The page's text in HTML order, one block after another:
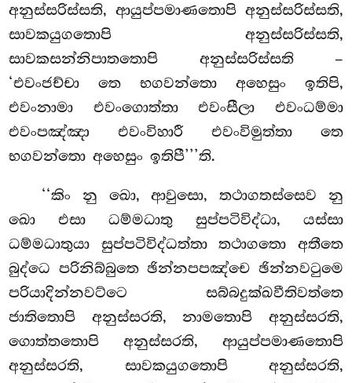
අනුස්සරිස්සති, ආයුප්පමාණතොපි අනුස්සරිස්සති,
සාවකයුගතොපි අනුස්සරිස්සති,
සාවකසන්නිපාතතොපි අනුස්සරිස්සති –
‘එවංජච්චා තෙ භගවන්තො අහෙසුං ඉතිපි,
එවංනාමා එවංගොත්තා එවංසීලා එවංධම්මා
එවංපඤ්ඤා එවංවිහාරී එවංවිමුත්තා තෙ
භගවන්තො අහෙසුං ඉතිපී’’’ති.
‘‘කිං නු ඛො, ආවුසො, තථාගතස්සෙව නු
ඛො එසා ධම්මධාතු සුප්පටිවිද්ධා, යස්සා
ධම්මධාතුයා සුප්පටිවිද්ධත්තා තථාගතො අතීතෙ
බුද්ධෙ පරිනිබ්බුතෙ ඡින්නපපඤ්චෙ ඡින්නවටුමෙ
පරියාදින්නවට්ටෙ සබ්බදුක්ඛවීතිවත්තෙ
ජාතිතොපි අනුස්සරති, නාමතොපි අනුස්සරති,
ගොත්තතොපි අනුස්සරති, ආයුප්පමාණතොපි
අනුස්සරති, සාවකයුගතොපි අනුස්සරති,